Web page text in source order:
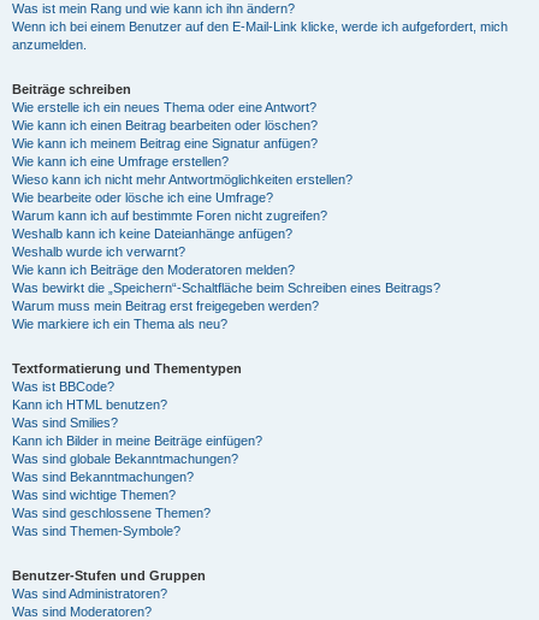
Was ist mein Rang und wie kann ich ihn ändern?
Wenn ich bei einem Benutzer auf den E-Mail-Link klicke, werde ich aufgefordert, mich
anzumelden.
Beiträge schreiben
Wie erstelle ich ein neues Thema oder eine Antwort?
Wie kann ich einen Beitrag bearbeiten oder löschen?
Wie kann ich meinem Beitrag eine Signatur anfügen?
Wie kann ich eine Umfrage erstellen?
Wieso kann ich nicht mehr Antwortmöglichkeiten erstellen?
Wie bearbeite oder lösche ich eine Umfrage?
Warum kann ich auf bestimmte Foren nicht zugreifen?
Weshalb kann ich keine Dateianhänge anfügen?
Weshalb wurde ich verwarnt?
Wie kann ich Beiträge den Moderatoren melden?
Was bewirkt die „Speichern“-Schaltfläche beim Schreiben eines Beitrags?
Warum muss mein Beitrag erst freigegeben werden?
Wie markiere ich ein Thema als neu?
Textformatierung und Thementypen
Was ist BBCode?
Kann ich HTML benutzen?
Was sind Smilies?
Kann ich Bilder in meine Beiträge einfügen?
Was sind globale Bekanntmachungen?
Was sind Bekanntmachungen?
Was sind wichtige Themen?
Was sind geschlossene Themen?
Was sind Themen-Symbole?
Benutzer-Stufen und Gruppen
Was sind Administratoren?
Was sind Moderatoren?